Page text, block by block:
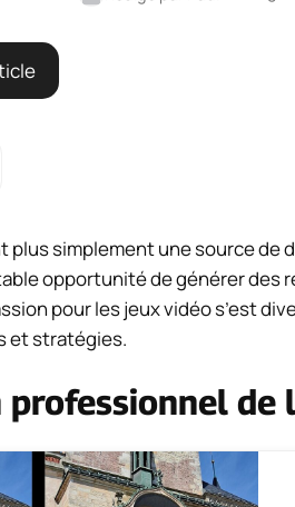
plus simplement une source de
opportunité de générer des
pour les jeux vidéo s’est
et stratégies.
professionnel de